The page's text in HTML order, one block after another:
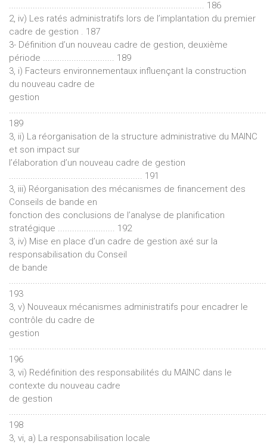
.................................................................................. 186
2, iv) Les ratés administratifs lors de l’implantation du premier
cadre de gestion . 187
3- Définition d’un nouveau cadre de gestion, deuxième
période .............................. 189
3, i) Facteurs environnementaux influençant la construction
du nouveau cadre de
gestion
189
3, ii) La réorganisation de la structure administrative du MAINC
et son impact sur
l’élaboration d’un nouveau cadre de gestion
........................................................ 191
3, iii) Réorganisation des mécanismes de financement des
Conseils de bande en
fonction des conclusions de l’analyse de planification
stratégique ........................ 192
3, iv) Mise en place d’un cadre de gestion axé sur la
responsabilisation du Conseil
de bande
193
3, v) Nouveaux mécanismes administratifs pour encadrer le
contrôle du cadre de
gestion
196
3, vi) Redéfinition des responsabilités du MAINC dans le
contexte du nouveau cadre
de gestion
............................................................................................................
198
3, vi, a) La responsabilisation locale